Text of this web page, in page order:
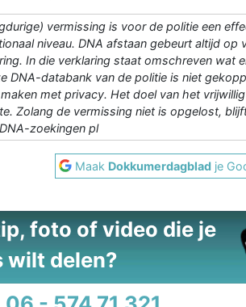
vermissing is voor de politie een
niveau. DNA afstaan gebeurt altijd op
In die verklaring staat omschreven wat
DNA-databank van de politie is niet
met privacy. Het doel van het
Zolang de vermissing niet is opgelost,
zoekingen pl
Maak Dokkumerdagblad je
foto of video die je
wilt delen?